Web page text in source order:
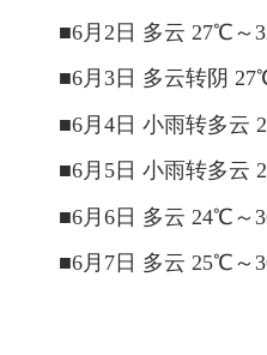
■6月2日 多云 27℃～
■6月3日 多云转阴
■6月4日 小雨转多云
■6月5日 小雨转多云
■6月6日 多云 24℃～
■6月7日 多云 25℃～